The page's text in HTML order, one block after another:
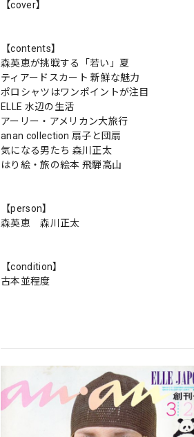
【cover】
【contents】
森英恵が挑戦する「若い」夏
ティアードスカート 新鮮な魅力
ポロシャツはワンポイントが注目
ELLE 水辺の生活
アーリー・アメリカン大旅行
anan collection 扇子と団扇
気になる男たち 森川正太
はり絵・旅の絵本 飛騨高山
【person】
森英恵 森川正太
【condition】
古本並程度